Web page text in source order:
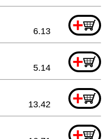
+
6.13
+
5.14
+
13.42